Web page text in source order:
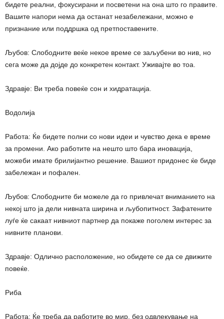
бидете реални, фокусирани и посветени на она што го правите.
Вашите напори нема да останат незабележани, можно е
признание или поддршка од претпоставените.
Љубов: Слободните веќе некое време се заљубени во нив, но
сега може да дојде до конкретен контакт. Уживајте во тоа.
Здравје: Ви треба повеќе сон и хидратација.
Водолија
Работа: Ќе бидете полни со нови идеи и чувство дека е време
за промени. Ако работите на нешто што бара иновација,
можеби имате брилијантно решение. Вашиот придонес ќе биде
забележан и пофален.
Љубов: Слободните би можеле да го привлечат вниманието на
некој што ја дели нивната ширина и љубопитност. Зафатените
луѓе ќе сакаат нивниот партнер да покаже поголем интерес за
нивните планови.
Здравје: Одлично расположение, но обидете се да се движите
повеќе.
Риба
Работа: Ќе треба да работите во мир, без одвлекување на